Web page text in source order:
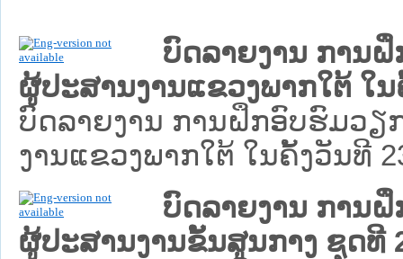
ບົດລາຍງານ ການ
ຜູ້ປະສານງານແຂວງພາກໃຕ້ ໃນ
ບົດລາຍງານ ການຝຶກອົບຮົມວ
ງານແຂວງພາກໃຕ້ ໃນຄັ້ງວັນທີ
ບົດລາຍງານ ການ
ຜູ້ປະສານງານຂັ້ນສູນກາງ ຊຸດທີ